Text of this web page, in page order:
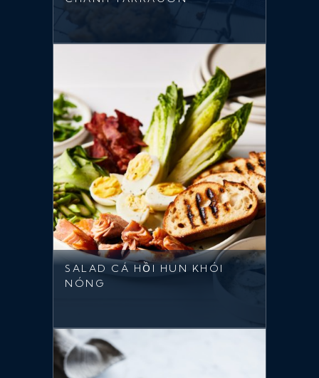
SALAD CÁ HỒI HUN KHÓI
NÓNG